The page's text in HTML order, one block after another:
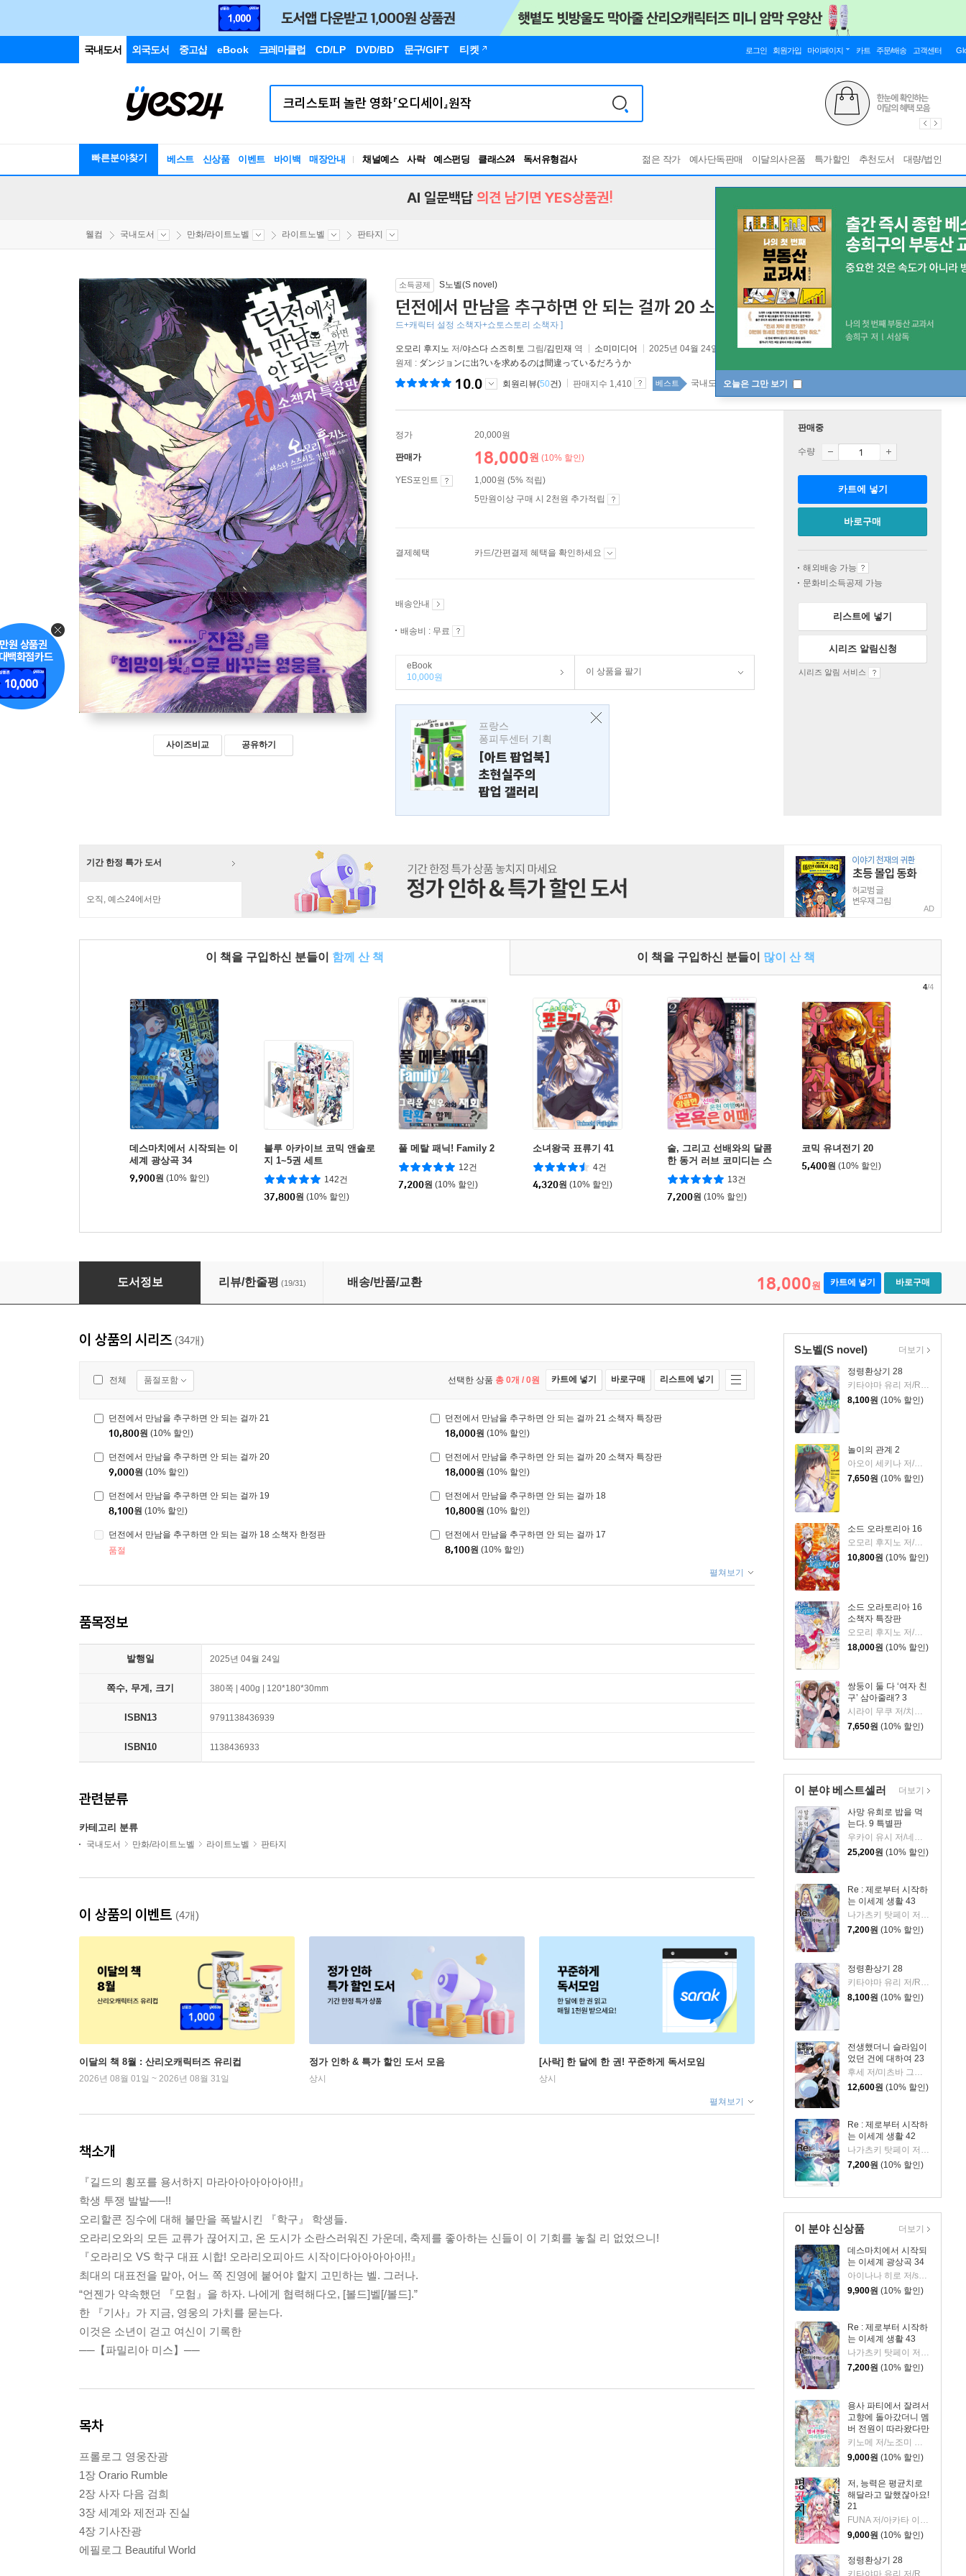
국내도서 외국도서 중고샵 eBook 크레마클럽 CD/LP DVD/BD 문구/GIFT 티켓 로그인 회원가입 마이페이지 카트 주문/배송 고객센터
빠른분야찾기 베스트 신상품 이벤트 바이백 매장안내 채널예스 사락 예스펀딩 클래스24
RBTI Lab
독서유형검사
젊은 작가 예사단독판매 이달의사은품 특가할인 추천도서 대량/법인
오늘은 그만 보기
AI 일문백답 의견 남기면 YES상품권!
웰컴 국내도서 만화/라이트노벨 라이트노벨 판타지
사이즈비교 공유하기
소득공제 S노벨(S novel)
던전에서 만남을 추구하면 안 되는 걸까 20 소책자 특장판 [ 초판한정부록 : 책갈피+일러스트 카
드+캐릭터 설정 소책자+쇼토스토리 소책자 ]
오모리 후지노 저/야스다 스즈히토 그림/김민재 역 소미미디어
2025년 04월 24일
원제 : ダンジョンに出?いを求めるのは間違っているだろうか
10.0 회원리뷰(50건) 판매지수 1,410 베스트 국내도서 top100 1주
정가 20,000원
판매가 18,000원 (10% 할인)
YES포인트
1,000원 (5% 적립)
5만원이상 구매 시 2천원 추가적립
결제혜택 카드/간편결제 혜택을 확인하세요
배송안내
배송비 : 무료
eBook
10,000원
이 상품을 팔기
프랑스
퐁피두센터 기획
[아트 팝업북]
초현실주의
팝업 갤러리
판매중
수량
카트에 넣기
바로구매
해외배송 가능
문화비소득공제 가능
리스트에 넣기
시리즈 알림신청
시리즈 알림 서비스
기간 한정 특가 도서
오직, 예스24에서만
AD
이 책을 구입하신 분들이 함께 산 책 이 책을 구입하신 분들이 많이 산 책
데스마치에서 시작되는 이
세계 광상곡 34
9,900원 (10% 할인)
블루 아카이브 코믹 앤솔로
지 1~5권 세트
142건
37,800원 (10% 할인)
풀 메탈 패닉! Family 2
12건
7,200원 (10% 할인)
소녀왕국 표류기 41
4건
4,320원 (10% 할인)
술, 그리고 선배와의 달콤
한 동거 러브 코미디는 스
무 살부터 2
13건
7,200원 (10% 할인)
코믹 유녀전기 20
5,400원 (10% 할인)
4/4
던전에서 만남을 추구하면 안 되는 걸까 20 소책자 특장판
도서정보 리뷰/한줄평 (19/31) 배송/반품/교환 18,000원 카트에 넣기 바로구매
S노벨(S novel)
정령환상기 28
키타야마 유리 저/Riv 그림/이소정 역
8,100원 (10% 할인)
놀이의 관계 2
아오이 세키나 저/미사키 쿠레히토 그림/변성은 역
7,650원 (10% 할인)
소드 오라토리아 16
오모리 후지노 저/하이무라 키요타카 그림/김민재 역
10,800원 (10% 할인)
소드 오라토리아 16
소책자 특장판
오모리 후지노 저/하이무라 키요타카 그림/김민재 역
18,000원 (10% 할인)
쌍둥이 둘 다 ‘여자 친
구’ 삼아줄래? 3
7,650원 (10% 할인)
더보기
이 분야 베스트셀러
사망 유희로 밥을 먹
는다. 9 특별판
우카이 유시 저/네코메타루 그림/이희경 역
25,200원 (10% 할인)
Re : 제로부터 시작하
는 이세계 생활 43
나가츠키 탓페이 저/오츠카 신이치로 그림
7,200원 (10% 할인)
정령환상기 28
8,100원 (10% 할인)
전생했더니 슬라임이
었던 건에 대하여 23
후세 저/미츠바 그림/이소정 역
12,600원 (10% 할인)
Re : 제로부터 시작하
는 이세계 생활 42
7,200원 (10% 할인)
더보기
이 분야 신상품
데스마치에서 시작되
는 이세계 광상곡 34
아이나나 히로 저/shri,나가하마 메구미 그림/박경용 역
9,900원 (10% 할인)
Re : 제로부터 시작하
는 이세계 생활 43
나가츠키 탓페이 저/오츠카 신이치로 그림
7,200원 (10% 할인)
용사 파티에서 잘려서
고향에 돌아갔더니 멤
버 전원이 따라왔다만
5
키노메 저/노조미 그림/박정철 역
9,000원 (10% 할인)
저, 능력은 평균치로
해달라고 말했잖아요!
21
FUNA 저/아카타 이츠키 그림/조민정 역
9,000원 (10% 할인)
정령환상기 28
더보기
이 상품의 시리즈 (34개)
전체 품절포함 선택한 상품 총 0개 / 0원 카트에 넣기 바로구매 리스트에 넣기
던전에서 만남을 추구하면 안 되는 걸까 21
10,800원 (10% 할인)
던전에서 만남을 추구하면 안 되는 걸까 21 소책자 특장판
18,000원 (10% 할인)
던전에서 만남을 추구하면 안 되는 걸까 20
9,000원 (10% 할인)
던전에서 만남을 추구하면 안 되는 걸까 20 소책자 특장판
18,000원 (10% 할인)
던전에서 만남을 추구하면 안 되는 걸까 19
8,100원 (10% 할인)
던전에서 만남을 추구하면 안 되는 걸까 18
10,800원 (10% 할인)
던전에서 만남을 추구하면 안 되는 걸까 18 소책자 한정판
품절
던전에서 만남을 추구하면 안 되는 걸까 17
8,100원 (10% 할인)
펼쳐보기
품목정보
발행일 2025년 04월 24일
쪽수, 무게, 크기 380쪽 | 400g | 120*180*30mm
ISBN13 9791138436939
ISBN10 1138436933
관련분류
카테고리 분류
국내도서 만화/라이트노벨 라이트노벨 판타지
이 상품의 이벤트 (4개)
이달의 책 8월 : 산리오캐릭터즈 유리컵
2026년 08월 01일 ~ 2026년 08월 31일
정가 인하 & 특가 할인 도서 모음
상시
[사락] 한 달에 한 권! 꾸준하게 독서모임
상시
펼쳐보기
책소개
『길드의 횡포를 용서하지 마라아아아아아아!!』
학생 투쟁 발발──!!
오리할콘 징수에 대해 불만을 폭발시킨 『학구』 학생들.
오라리오와의 모든 교류가 끊어지고, 온 도시가 소란스러워진 가운데, 축제를 좋아하는 신들이 이 기회를 놓칠 리 없었으니!
『오라리오 VS 학구 대표 시합! 오라리오피아드 시작이다아아아아아!!』
최대의 대표전을 맡아, 어느 쪽 진영에 붙어야 할지 고민하는 벨. 그러나.
“언젠가 약속했던 『모험』을 하자. 나에게 협력해다오, [볼드]벨[/볼드].”
한 『기사』가 지금, 영웅의 가치를 묻는다.
이것은 소년이 걷고 여신이 기록한
──【파밀리아 미스】──
목차
프롤로그 영웅잔광
1장 Orario Rumble
2장 사자 다음 검희
3장 세계와 제전과 진실
4장 기사잔광
에필로그 Beautiful World